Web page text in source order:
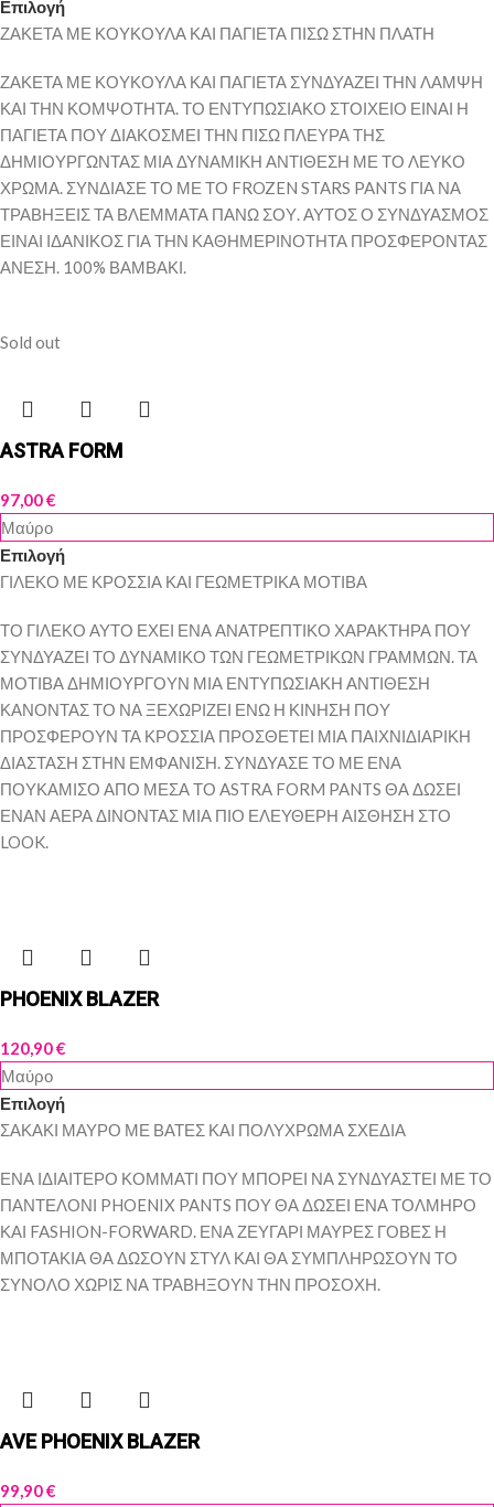
Επιλογή
ΖΑΚΕΤΑ ΜΕ ΚΟΥΚΟΥΛΑ ΚΑΙ ΠΑΓΙΕΤΑ ΠΙΣΩ ΣΤΗΝ ΠΛΑΤΗ
ΖΑΚΕΤΑ ΜΕ ΚΟΥΚΟΥΛΑ ΚΑΙ ΠΑΓΙΕΤΑ ΣΥΝΔΥΑΖΕΙ ΤΗΝ ΛΑΜΨΗ
ΚΑΙ ΤΗΝ ΚΟΜΨΟΤΗΤΑ. ΤΟ ΕΝΤΥΠΩΣΙΑΚΟ ΣΤΟΙΧΕΙΟ ΕΙΝΑΙ Η
ΠΑΓΙΕΤΑ ΠΟΥ ΔΙΑΚΟΣΜΕΙ ΤΗΝ ΠΙΣΩ ΠΛΕΥΡΑ ΤΗΣ
ΔΗΜΙΟΥΡΓΩΝΤΑΣ ΜΙΑ ΔΥΝΑΜΙΚΗ ΑΝΤΙΘΕΣΗ ΜΕ ΤΟ ΛΕΥΚΟ
ΧΡΩΜΑ. ΣΥΝΔΙΑΣΕ ΤΟ ΜΕ ΤΟ FROZEN STARS PANTS ΓΙΑ ΝΑ
ΤΡΑΒΗΞΕΙΣ ΤΑ ΒΛΕΜΜΑΤΑ ΠΑΝΩ ΣΟΥ. ΑΥΤΟΣ Ο ΣΥΝΔΥΑΣΜΟΣ
ΕΙΝΑΙ ΙΔΑΝΙΚΟΣ ΓΙΑ ΤΗΝ ΚΑΘΗΜΕΡΙΝΟΤΗΤΑ ΠΡΟΣΦΕΡΟΝΤΑΣ
ΑΝΕΣΗ. 100% ΒΑΜΒΑΚΙ.
Sold out
ASTRA FORM
97,00€
Μαύρο
Επιλογή
ΓΙΛΕΚΟ ΜΕ ΚΡΟΣΣΙΑ ΚΑΙ ΓΕΩΜΕΤΡΙΚΑ ΜΟΤΙΒΑ
ΤΟ ΓΙΛΕΚΟ ΑΥΤΟ ΕΧΕΙ ΕΝΑ ΑΝΑΤΡΕΠΤΙΚΟ ΧΑΡΑΚΤΗΡΑ ΠΟΥ
ΣΥΝΔΥΑΖΕΙ ΤΟ ΔΥΝΑΜΙΚΟ ΤΩΝ ΓΕΩΜΕΤΡΙΚΩΝ ΓΡΑΜΜΩΝ. ΤΑ
ΜΟΤΙΒΑ ΔΗΜΙΟΥΡΓΟΥΝ ΜΙΑ ΕΝΤΥΠΩΣΙΑΚΗ ΑΝΤΙΘΕΣΗ
ΚΑΝΟΝΤΑΣ ΤΟ ΝΑ ΞΕΧΩΡΙΖΕΙ ΕΝΩ Η ΚΙΝΗΣΗ ΠΟΥ
ΠΡΟΣΦΕΡΟΥΝ ΤΑ ΚΡΟΣΣΙΑ ΠΡΟΣΘΕΤΕΙ ΜΙΑ ΠΑΙΧΝΙΔΙΑΡΙΚΗ
ΔΙΑΣΤΑΣΗ ΣΤΗΝ ΕΜΦΑΝΙΣΗ. ΣΥΝΔΥΑΣΕ ΤΟ ΜΕ ΕΝΑ
ΠΟΥΚΑΜΙΣΟ ΑΠΟ ΜΕΣΑ ΤΟ ASTRA FORM PANTS ΘΑ ΔΩΣΕΙ
ΕΝΑΝ ΑΕΡΑ ΔΙΝΟΝΤΑΣ ΜΙΑ ΠΙΟ ΕΛΕΥΘΕΡΗ ΑΙΣΘΗΣΗ ΣΤΟ
LOOK.
PHOENIX BLAZER
120,90€
Μαύρο
Επιλογή
ΣΑΚΑΚΙ ΜΑΥΡΟ ΜΕ ΒΑΤΕΣ ΚΑΙ ΠΟΛΥΧΡΩΜΑ ΣΧΕΔΙΑ
ΕΝΑ ΙΔΙΑΙΤΕΡΟ ΚΟΜΜΑΤΙ ΠΟΥ ΜΠΟΡΕΙ ΝΑ ΣΥΝΔΥΑΣΤΕΙ ΜΕ ΤΟ
ΠΑΝΤΕΛΟΝΙ PHOENIX PANTS ΠΟΥ ΘΑ ΔΩΣΕΙ ΕΝΑ ΤΟΛΜΗΡΟ
ΚΑΙ FASHION-FORWARD. ΕΝΑ ΖΕΥΓΑΡΙ ΜΑΥΡΕΣ ΓΟΒΕΣ Η
ΜΠΟΤΑΚΙΑ ΘΑ ΔΩΣΟΥΝ ΣΤΥΛ ΚΑΙ ΘΑ ΣΥΜΠΛΗΡΩΣΟΥΝ ΤΟ
ΣΥΝΟΛΟ ΧΩΡΙΣ ΝΑ ΤΡΑΒΗΞΟΥΝ ΤΗΝ ΠΡΟΣΟΧΗ.
AVE PHOENIX BLAZER
99,90€